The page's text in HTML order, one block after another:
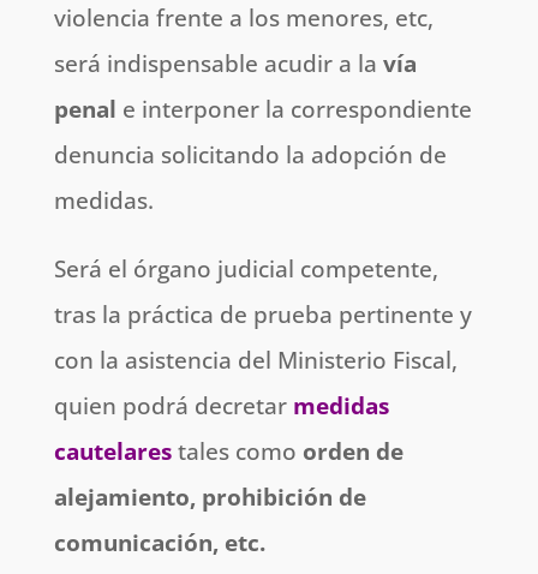
violencia frente a los menores, etc,
será indispensable acudir a la vía
penal e interponer la correspondiente
denuncia solicitando la adopción de
medidas.
Será el órgano judicial competente,
tras la práctica de prueba pertinente y
con la asistencia del Ministerio Fiscal,
quien podrá decretar medidas
cautelarestales como orden de
alejamiento, prohibición de
comunicación, etc.